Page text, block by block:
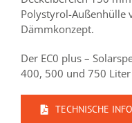
Polystyrol-Außenhülle
Dämmkonzept.
Der EC0 plus –
400, 500 und 750
TECHNISCHE